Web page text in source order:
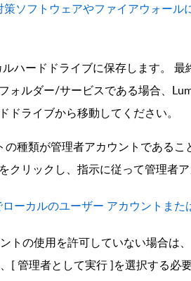
策ソフトウェアやファイアウォール
ハードドライブに保存します。
ォルダー/サービスである場合、
ライブから移動してください。
種類が管理者アカウントであるこ
クリックし、指示に従って管理者ア
ーカルのユーザー アカウントまた
トの使用を許可していない場合は
[ 管理者として実行 ]を選択する必要